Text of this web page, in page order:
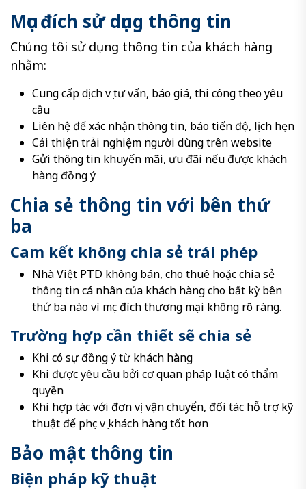
Mục đích sử dụng thông tin
Chúng tôi sử dụng thông tin của khách hàng
nhằm:
Cung cấp dịch vụ tư vấn, báo giá, thi công theo yêu
cầu
Liên hệ để xác nhận thông tin, báo tiến độ, lịch hẹn
Cải thiện trải nghiệm người dùng trên website
Gửi thông tin khuyến mãi, ưu đãi nếu được khách
hàng đồng ý
Chia sẻ thông tin với bên thứ
ba
Cam kết không chia sẻ trái phép
Nhà Việt PTD không bán, cho thuê hoặc chia sẻ
thông tin cá nhân của khách hàng cho bất kỳ bên
thứ ba nào vì mục đích thương mại không rõ ràng.
Trường hợp cần thiết sẽ chia sẻ
Khi có sự đồng ý từ khách hàng
Khi được yêu cầu bởi cơ quan pháp luật có thẩm
quyền
Khi hợp tác với đơn vị vận chuyển, đối tác hỗ trợ kỹ
thuật để phục vụ khách hàng tốt hơn
Bảo mật thông tin
Biện pháp kỹ thuật